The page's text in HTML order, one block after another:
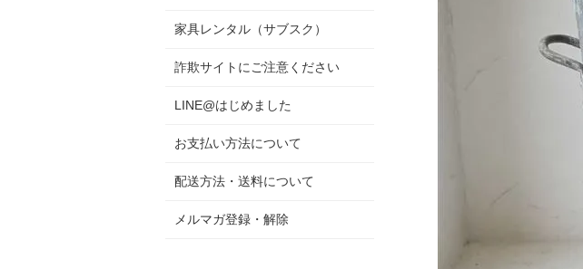
家具レンタル（サブスク）
詐欺サイトにご注意ください
LINE@はじめました
お支払い方法について
配送方法・送料について
メルマガ登録・解除